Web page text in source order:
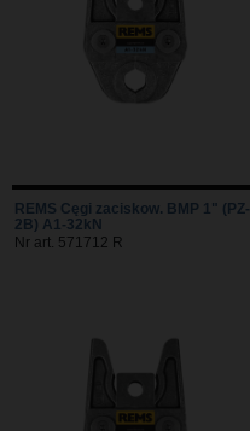
REMS Cęgi zaciskow. BMP 1" (PZ-
2B) A1-32kN
Nr art. 571712 R